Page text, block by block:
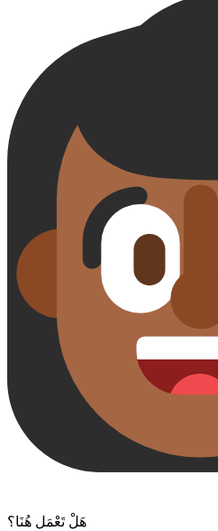
هَلْ تَعْمَل هُنَا؟